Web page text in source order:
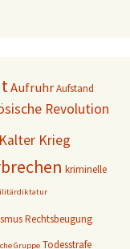
AufruhrAufstand
Revolution
Kalter Krieg
kriminelle
Rechtsbeugung
Gruppe Todesstrafe